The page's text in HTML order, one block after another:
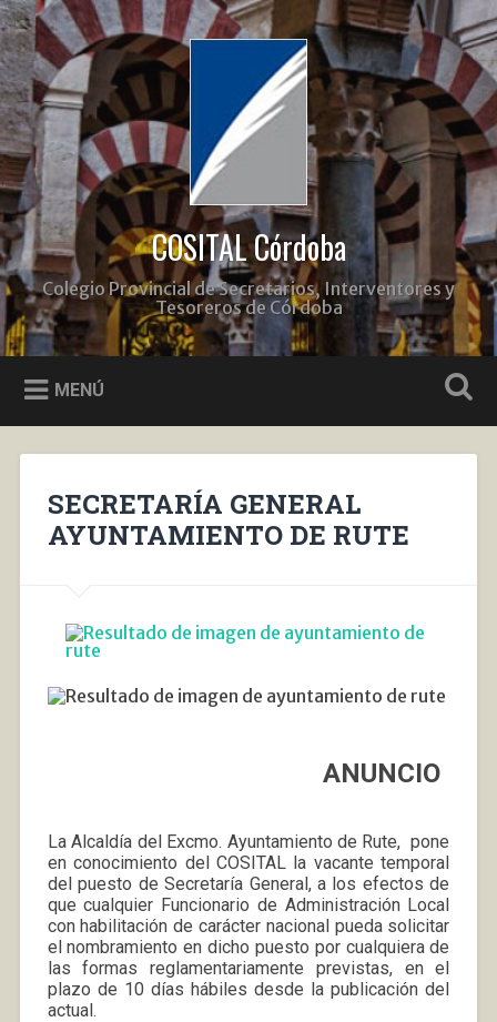
Saltar
al
contenido
Buscar
COSITAL Córdoba
Colegio Provincial de Secretarios, Interventores y
Tesoreros de Córdoba
MENÚ
SECRETARÍA GENERAL
AYUNTAMIENTO DE RUTE
ANUNCIO
La Alcaldía del Excmo. Ayuntamiento de Rute, pone
en conocimiento del COSITAL la vacante temporal
del puesto de Secretaría General, a los efectos de
que cualquier Funcionario de Administración Local
con habilitación de carácter nacional pueda solicitar
el nombramiento en dicho puesto por cualquiera de
las formas reglamentariamente previstas, en el
plazo de 10 días hábiles desde la publicación del
actual.